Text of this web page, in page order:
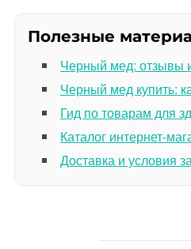
Полезные
Черный мед: отзывы
Черный мед купить:
Гид по товарам для
Каталог интернет-
Доставка и условия